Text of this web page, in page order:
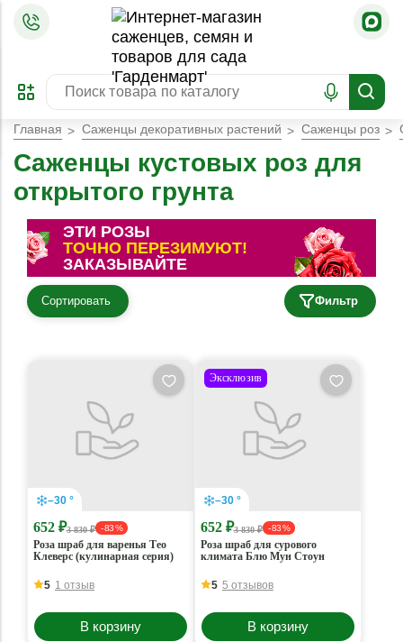
ПРЕДЗАКАЗ
ЗАБРОНИРОВАТЬ
ЛУЧШЕЕ
Главная Саженцы декоративных растений Саженцы роз
Саженцы кустовых роз для
открытого грунта
ЭТИ РОЗЫ
ТОЧНО ПЕРЕЗИМУЮТ!
ЗАКАЗЫВАЙТЕ
Сортировать Фильтр
–30 °
652 ₽3 830 ₽ - 83 %
Роза шраб для варенья Тео
Клеверс (кулинарная серия)
5 1 отзыв
В корзину
Эксклюзив
–30 °
652 ₽3 830 ₽ - 83 %
Роза шраб для сурового
климата Блю Мун Стоун
5 5 отзывов
В корзину